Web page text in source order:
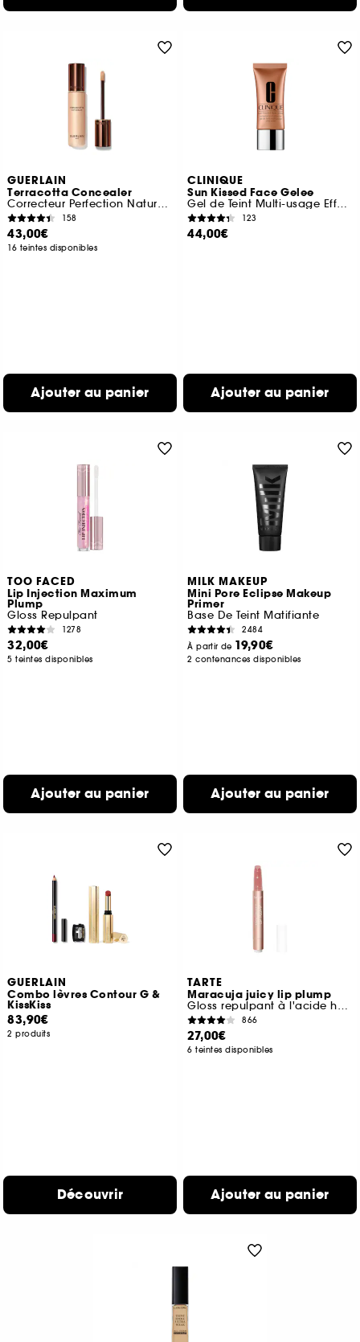
GUERLAIN
Terracotta Concealer
Correcteur Perfection Naturelle
158
43,00€
16 teintes disponibles
Ajouter au panier
CLINIQUE
Sun Kissed Face Gelee
Gel de Teint Multi-usage Effet Soleil
123
44,00€
Ajouter au panier
TOO FACED
Lip Injection Maximum
Plump
Gloss Repulpant
1278
32,00€
5 teintes disponibles
Ajouter au panier
MILK MAKEUP
Mini Pore Eclipse Makeup
Primer
Base De Teint Matifiante
2484
À partir de 19,90€
2 contenances disponibles
Ajouter au panier
GUERLAIN
Combo lèvres Contour G &
KissKiss
83,90€
2 produits
Découvrir
TARTE
Maracuja juicy lip plump
Gloss repulpant à l'acide hyaluronique
866
27,00€
6 teintes disponibles
Ajouter au panier